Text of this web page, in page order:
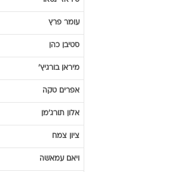
עומר פרץ
סטיבן כהן
מיראן בורגיץ'
אפרים טקה
אלון תורג'מן
ציון צמח
ויאם עמאשה